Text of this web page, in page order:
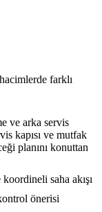
farklı
ve arka servis
kapısı ve mutfak
planını konuttan
saha akışı
önerisi